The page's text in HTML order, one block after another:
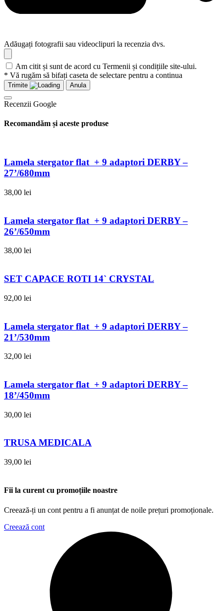
Adăugați fotografii sau videoclipuri la recenzia dvs.
Am citit și sunt de acord cu Termenii și condițiile site-ului.
* Vă rugăm să bifați caseta de selectare pentru a continua
Trimite Anula
Recenzii Google
Recomandăm și aceste produse
Lamela stergator flat + 9 adaptori DERBY –
27’/680mm
38,00 lei
Lamela stergator flat + 9 adaptori DERBY –
26’/650mm
38,00 lei
SET CAPACE ROTI 14` CRYSTAL
92,00 lei
Lamela stergator flat + 9 adaptori DERBY –
21’/530mm
32,00 lei
Lamela stergator flat + 9 adaptori DERBY –
18’/450mm
30,00 lei
TRUSA MEDICALA
39,00 lei
Fii la curent cu promoțiile noastre
Creează-ți un cont pentru a fi anunțat de noile prețuri promoționale.
Creează cont